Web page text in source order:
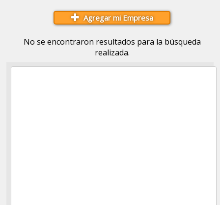
Agregar mi Empresa
No se encontraron resultados para la búsqueda
realizada.